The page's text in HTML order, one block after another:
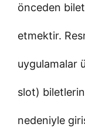
önceden
etmektir.
uygulamalar
slot)
nedeniyle